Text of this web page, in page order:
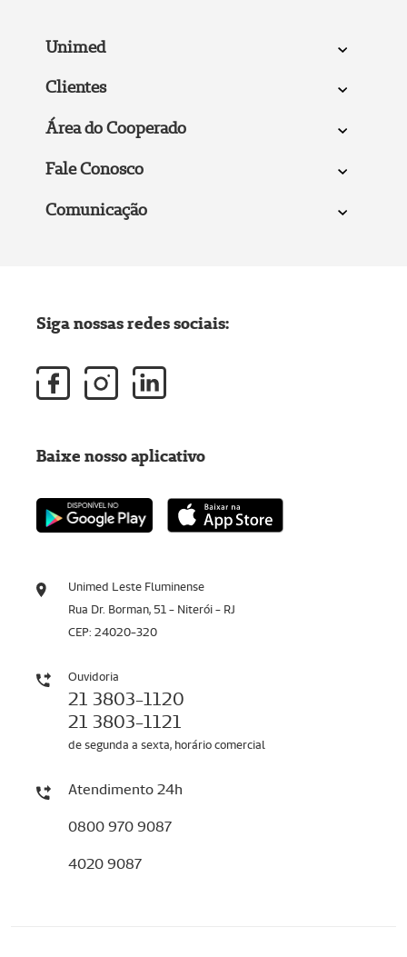
Unimed
Clientes
Área do Cooperado
Fale Conosco
Comunicação
Unimed Leste Fluminense
Rua Dr. Borman, 51 - Niterói - RJ
CEP: 24020-320
Ouvidoria
21 3803-1120
21 3803-1121
de segunda a sexta, horário comercial
Atendimento 24h
0800 970 9087
4020 9087
Siga nossas redes sociais:
Baixe nosso aplicativo